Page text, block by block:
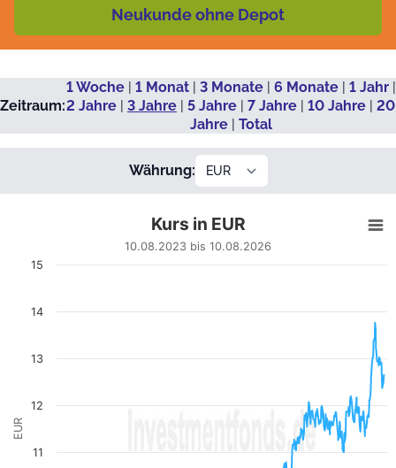
Neukunde ohne Depot
Zeitraum:
1 Woche| 1 Monat| 3 Monate| 6 Monate| 1 Jahr|
2 Jahre | 3 Jahre | 5 Jahre | 7 Jahre | 10 Jahre | 20
Jahre| Total
Währung:
Line chart with 708 data points.
10.08.2023 bis 10.08.2026
The chart has 1 Y axis displaying EUR. Data ranges from
EUR
Kurs in EUR
10.08.2023 bis 10.08.2026
11
12
13
14
15